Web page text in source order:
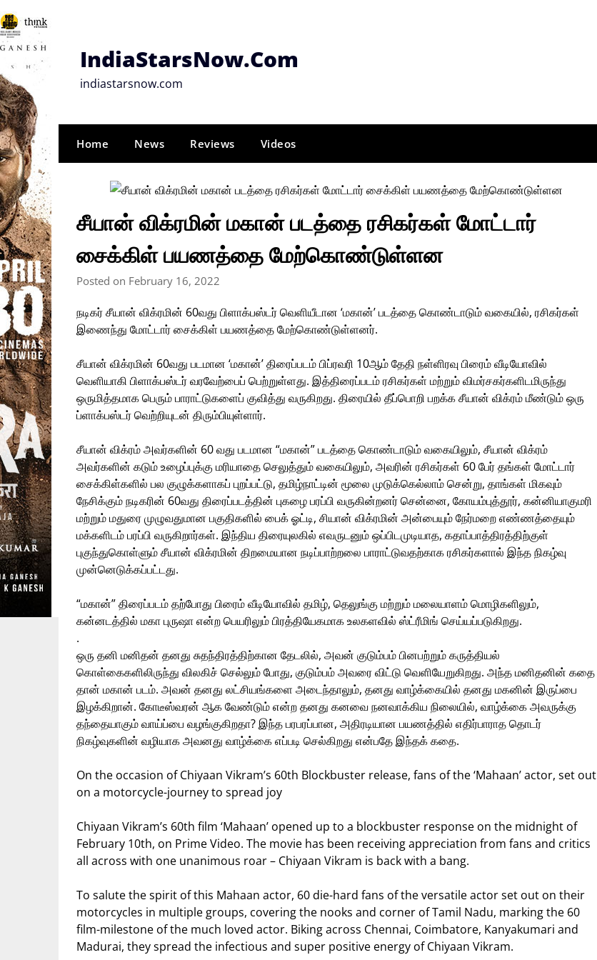
Skip
to
content
IndiaStarsNow.Com
indiastarsnow.com
Home News Reviews Videos
சீயான் விக்ரமின் மகான் படத்தை ரசிகர்கள் மோட்டார்
சைக்கிள் பயணத்தை மேற்கொண்டுள்ளன
Posted on February 16, 2022
நடிகர் சீயான் விக்ரமின் 60வது பிளாக்பஸ்டர் வெளியீடான ‘மகான்’ படத்தை கொண்டாடும் வகையில், ரசிகர்கள்
இணைந்து மோட்டார் சைக்கிள் பயணத்தை மேற்கொண்டுள்ளனர்.
சீயான் விக்ரமின் 60வது படமான ‘மகான்’ திரைப்படம் பிப்ரவரி 10ஆம் தேதி நள்ளிரவு பிரைம் வீடியோவில்
வெளியாகி பிளாக்பஸ்டர் வரவேற்பைப் பெற்றுள்ளது. இத்திரைப்படம் ரசிகர்கள் மற்றும் விமர்சகர்களிடமிருந்து
ஒருமித்தமாக பெரும் பாராட்டுகளைப் குவித்து வருகிறது. திரையில் தீப்பொறி பறக்க சீயான் விக்ரம் மீண்டும் ஒரு
ப்ளாக்பஸ்டர் வெற்றியுடன் திரும்பியுள்ளார்.
சீயான் விக்ரம் அவர்களின் 60 வது படமான “மகான்” படத்தை கொண்டாடும் வகையிலும், சீயான் விக்ரம்
அவர்களின் கடும் உழைப்புக்கு மரியாதை செலுத்தும் வகையிலும், அவரின் ரசிகர்கள் 60 பேர் தங்கள் மோட்டார்
சைக்கிள்களில் பல குழுக்களாகப் புறப்பட்டு, தமிழ்நாட்டின் மூலை முடுக்கெல்லாம் சென்று, தாங்கள் மிகவும்
நேசிக்கும் நடிகரின் 60வது திரைப்படத்தின் புகழை பரப்பி வருகின்றனர் சென்னை, கோயம்புத்தூர், கன்னியாகுமரி
மற்றும் மதுரை முழுவதுமான பகுதிகளில் பைக் ஓட்டி, சியான் விக்ரமின் அன்பையும் நேர்மறை எண்ணத்தையும்
மக்களிடம் பரப்பி வருகிறார்கள். இந்திய திரையுலகில் எவருடனும் ஒப்பிடமுடியாத, கதாப்பாத்திரத்திற்குள்
புகுந்துகொள்ளும் சீயான் விக்ரமின் திறமையான நடிப்பாற்றலை பாராட்டுவதற்காக ரசிகர்களால் இந்த நிகழ்வு
முன்னெடுக்கப்பட்டது.
“மகான்” திரைப்படம் தற்போது பிரைம் வீடியோவில் தமிழ், தெலுங்கு மற்றும் மலையாளம் மொழிகளிலும்,
கன்னடத்தில் மகா புருஷா என்ற பெயரிலும் பிரத்தியேகமாக உலகளவில் ஸ்ட்ரீமிங் செய்யப்படுகிறது.
.
ஒரு தனி மனிதன் தனது சுதந்திரத்திற்கான தேடலில், அவன் குடும்பம் பினபற்றும் கருத்தியல்
கொள்கைகளிலிருந்து விலகிச் செல்லும் போது, குடும்பம் அவரை விட்டு வெளியேறுகிறது. அந்த மனிதனின் கதை
தான் மகான் படம். அவன் தனது லட்சியங்களை அடைந்தாலும், தனது வாழ்க்கையில் தனது மகனின் இருப்பை
இழக்கிறான். கோடீஸ்வரன் ஆக வேண்டும் என்ற தனது கனவை நனவாக்கிய நிலையில், வாழ்க்கை அவருக்கு
தந்தையாகும் வாய்ப்பை வழங்குகிறதா? இந்த பரபரப்பான, அதிரடியான பயணத்தில் எதிர்பாராத தொடர்
நிகழ்வுகளின் வழியாக அவனது வாழ்க்கை எப்படி செல்கிறது என்பதே இந்தக் கதை.
On the occasion of Chiyaan Vikram’s 60th Blockbuster release, fans of the ‘Mahaan’ actor, set out
on a motorcycle-journey to spread joy
Chiyaan Vikram’s 60th film ‘Mahaan’ opened up to a blockbuster response on the midnight of
February 10th, on Prime Video. The movie has been receiving appreciation from fans and critics
all across with one unanimous roar – Chiyaan Vikram is back with a bang.
To salute the spirit of this Mahaan actor, 60 die-hard fans of the versatile actor set out on their
motorcycles in multiple groups, covering the nooks and corner of Tamil Nadu, marking the 60
film-milestone of the much loved actor. Biking across Chennai, Coimbatore, Kanyakumari and
Madurai, they spread the infectious and super positive energy of Chiyaan Vikram.